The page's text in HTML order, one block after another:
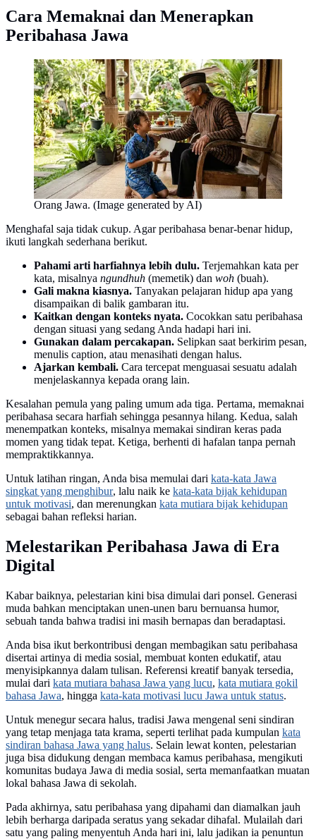
Cara Memaknai dan Menerapkan
Peribahasa Jawa
Orang Jawa. (Image generated by AI)
Menghafal saja tidak cukup. Agar peribahasa benar-benar hidup,
ikuti langkah sederhana berikut.
Pahami arti harfiahnya lebih dulu. Terjemahkan kata per
kata, misalnya ngundhuh (memetik) dan woh (buah).
Gali makna kiasnya. Tanyakan pelajaran hidup apa yang
disampaikan di balik gambaran itu.
Kaitkan dengan konteks nyata. Cocokkan satu peribahasa
dengan situasi yang sedang Anda hadapi hari ini.
Gunakan dalam percakapan. Selipkan saat berkirim pesan,
menulis caption, atau menasihati dengan halus.
Ajarkan kembali. Cara tercepat menguasai sesuatu adalah
menjelaskannya kepada orang lain.
Kesalahan pemula yang paling umum ada tiga. Pertama, memaknai
peribahasa secara harfiah sehingga pesannya hilang. Kedua, salah
menempatkan konteks, misalnya memakai sindiran keras pada
momen yang tidak tepat. Ketiga, berhenti di hafalan tanpa pernah
mempraktikkannya.
Untuk latihan ringan, Anda bisa memulai dari kata-kata Jawa
singkat yang menghibur, lalu naik ke kata-kata bijak kehidupan
untuk motivasi, dan merenungkan kata mutiara bijak kehidupan
sebagai bahan refleksi harian.
Melestarikan Peribahasa Jawa di Era
Digital
Kabar baiknya, pelestarian kini bisa dimulai dari ponsel. Generasi
muda bahkan menciptakan unen-unen baru bernuansa humor,
sebuah tanda bahwa tradisi ini masih bernapas dan beradaptasi.
Anda bisa ikut berkontribusi dengan membagikan satu peribahasa
disertai artinya di media sosial, membuat konten edukatif, atau
menyisipkannya dalam tulisan. Referensi kreatif banyak tersedia,
mulai dari kata mutiara bahasa Jawa yang lucu, kata mutiara gokil
bahasa Jawa, hingga kata-kata motivasi lucu Jawa untuk status.
Untuk menegur secara halus, tradisi Jawa mengenal seni sindiran
yang tetap menjaga tata krama, seperti terlihat pada kumpulan kata
sindiran bahasa Jawa yang halus. Selain lewat konten, pelestarian
juga bisa didukung dengan membaca kamus peribahasa, mengikuti
komunitas budaya Jawa di media sosial, serta memanfaatkan muatan
lokal bahasa Jawa di sekolah.
Pada akhirnya, satu peribahasa yang dipahami dan diamalkan jauh
lebih berharga daripada seratus yang sekadar dihafal. Mulailah dari
satu yang paling menyentuh Anda hari ini, lalu jadikan ia penuntun